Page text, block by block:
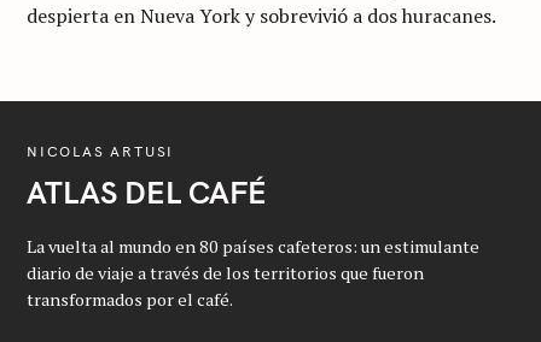
despierta en Nueva York y sobrevivió a dos huracanes.
NICOLAS ARTUSI
ATLAS DEL CAFÉ
La vuelta al mundo en 80 países cafeteros: un estimulante
diario de viaje a través de los territorios que fueron
transformados por el café.
S
e